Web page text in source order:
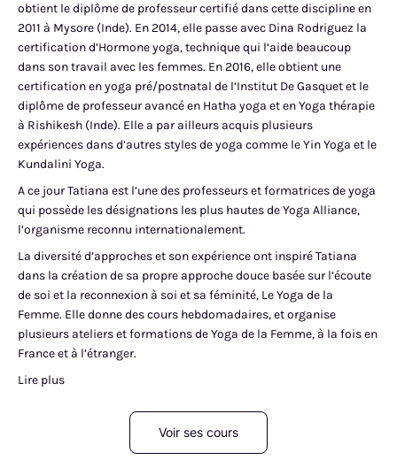
obtient le diplôme de professeur certifié dans cette discipline en
2011 à Mysore (Inde). En 2014, elle passe avec Dina Rodriguez la
certification d’Hormone yoga, technique qui l’aide beaucoup
dans son travail avec les femmes. En 2016, elle obtient une
certification en yoga pré/postnatal de l’Institut De Gasquet et le
diplôme de professeur avancé en Hatha yoga et en Yoga thérapie
à Rishikesh (Inde). Elle a par ailleurs acquis plusieurs
expériences dans d’autres styles de yoga comme le Yin Yoga et le
Kundalini Yoga.
A ce jour Tatiana est l’une des professeurs et formatrices de yoga
qui possède les désignations les plus hautes de Yoga Alliance,
l’organisme reconnu internationalement.
La diversité d’approches et son expérience ont inspiré Tatiana
dans la création de sa propre approche douce basée sur l’écoute
de soi et la reconnexion à soi et sa féminité, Le Yoga de la
Femme. Elle donne des cours hebdomadaires, et organise
plusieurs ateliers et formations de Yoga de la Femme, à la fois en
France et à l’étranger.
Lire plus
Voir ses cours